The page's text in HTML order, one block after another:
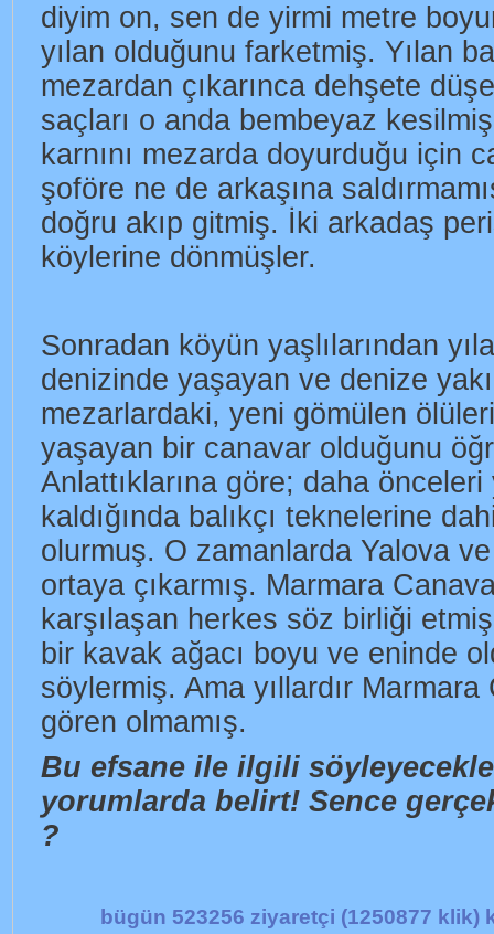
diyim on, sen de yirmi metre
yılan olduğunu farketmiş. Yılan
mezardan çıkarınca dehşete
saçları o anda bembeyaz
karnını mezarda doyurduğu için
şoföre ne de arkaşına
doğru akıp gitmiş. İki arkadaş
köylerine dönmüşler.
Sonradan köyün yaşlılarından
denizinde yaşayan ve denize
mezarlardaki, yeni gömülen
yaşayan bir canavar olduğunu
Anlattıklarına göre; daha önceleri
kaldığında balıkçı teknelerine
olurmuş. O zamanlarda Yalova ve
ortaya çıkarmış. Marmara
karşılaşan herkes söz birliği
bir kavak ağacı boyu ve eninde
söylermiş. Ama yıllardır Marmara
gören olmamış.
Bu efsane ile ilgili
yorumlarda belirt! Sence
?
bügün 523256 ziyaretçi (1250877 klik)